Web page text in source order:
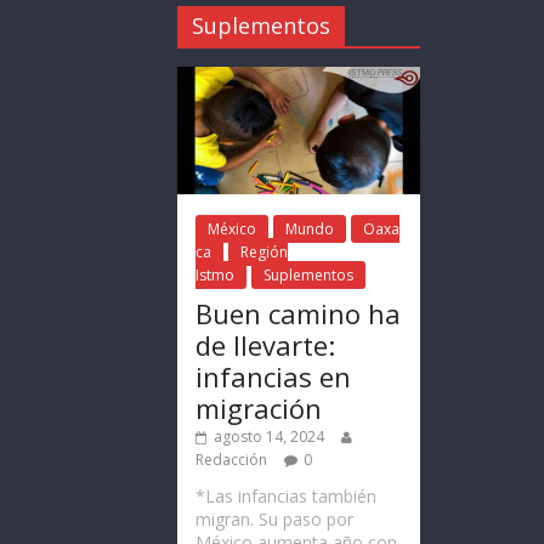
Suplementos
México Mundo
Oaxa
ca
Región
Istmo
Suplementos
Buen camino ha
de llevarte:
infancias en
migración
agosto 14, 2024
Redacción
0
*Las infancias también
migran. Su paso por